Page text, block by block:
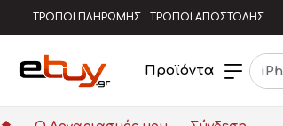
ΤΡΟΠΟΙ ΠΛΗΡΩΜΗΣ ΤΡΟΠΟΙ ΑΠΟΣΤΟΛΗΣ
Προϊόντα